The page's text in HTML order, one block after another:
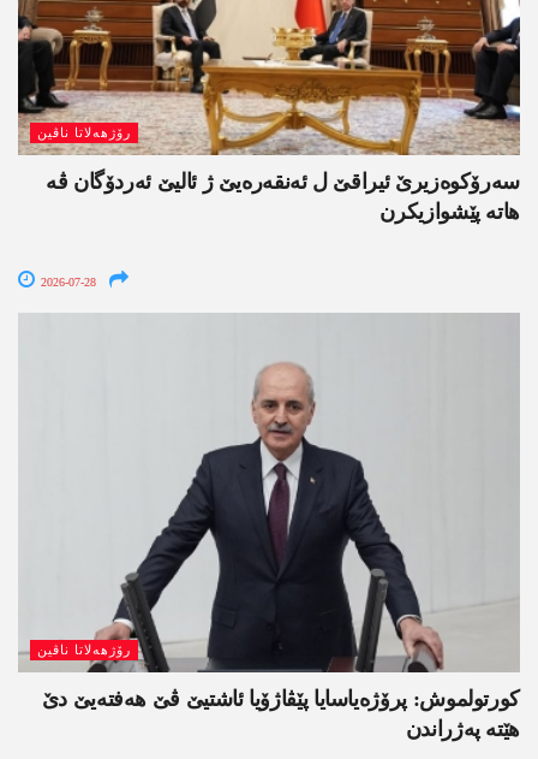
رۆژھەلاتا ناڤین
سەرۆکوەزیرێ ئیراقێ ل ئەنقەرەیێ ژ ئالیێ ئەردۆگان ڤە
ھاتە پێشوازیکرن
2026-07-28
رۆژھەلاتا ناڤین
کورتولموش: پرۆژەیاسایا پێڤاژۆیا ئاشتیێ ڤێ ھەفتەیێ دێ
هێتە پەژراندن